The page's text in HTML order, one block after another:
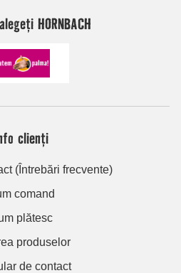
HORNBACH
clienți
(Întrebări frecvente)
comand
plătesc
produselor
de contact